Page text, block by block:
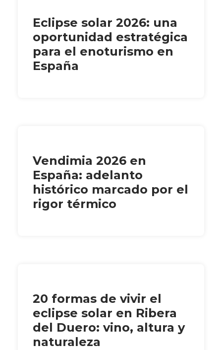
Eclipse solar 2026: una
oportunidad estratégica
para el enoturismo en
España
Vendimia 2026 en
España: adelanto
histórico marcado por el
rigor térmico
20 formas de vivir el
eclipse solar en Ribera
del Duero: vino, altura y
naturaleza